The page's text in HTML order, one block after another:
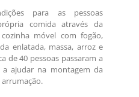
para as pessoas
comida através da
móvel com fogão,
enlatada, massa, arroz e
de 40 pessoas passaram a
ajudar na montagem da
arrumação.